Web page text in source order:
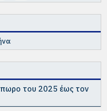
του 2025 έως τον